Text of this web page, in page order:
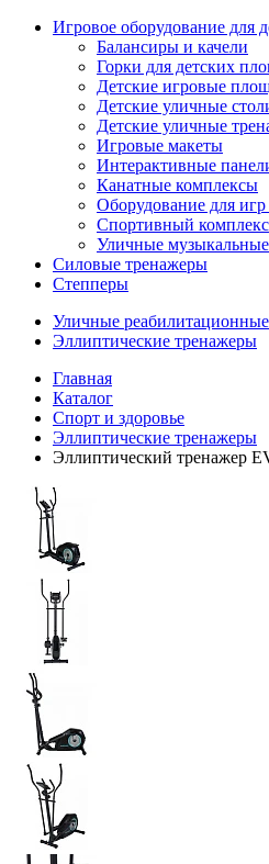
Игровое оборудование для
Балансиры и качели
Горки для детских
Детские игровые
Детские уличные
Детские уличные
Игровые макеты
Интерактивные
Канатные комплексы
Оборудование для
Спортивный комплекс
Уличные
Силовые тренажеры
Степперы
Уличные
Эллиптические тренажеры
Главная
Каталог
Спорт и здоровье
Эллиптические тренажеры
Эллиптический тренажер